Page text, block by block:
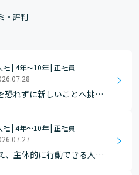
・評判
社 | 4年～10年 | 正社員
恐れずに新しいことへ挑戦
不誠実なことが嫌いで、真
たい方にも向いていま
軟な発想やアイデアを尊重
社 | 4年～10年 | 正社員
、主体的に行動できる人に